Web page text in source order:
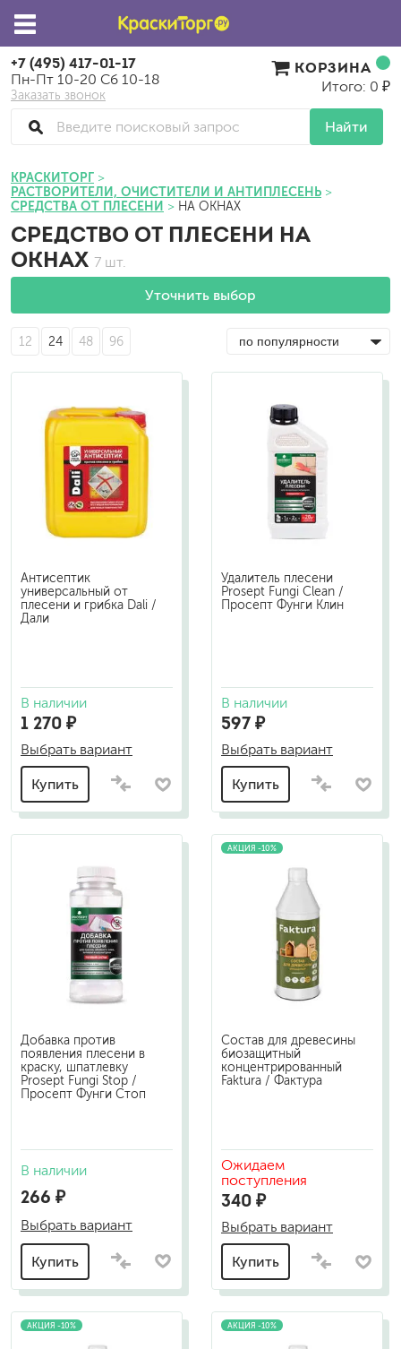
+7 (495) 417-01-17
Пн-Пт 10-20 Сб 10-18
Заказать звонок
Найти
КОРЗИНА
Итого: 0 ₽
КРАСКИТОРГ
РАСТВОРИТЕЛИ, ОЧИСТИТЕЛИ И АНТИПЛЕСЕНЬ
СРЕДСТВА ОТ ПЛЕСЕНИ
НА ОКНАХ
СРЕДСТВО ОТ ПЛЕСЕНИ НА
ОКНАХ 7 шт.
Уточнить выбор
12 24 48 96
Антисептик
универсальный от
плесени и грибка Dali /
Дали
В наличии
1 270 ₽
Выбрать вариант
Купить
Удалитель плесени
Prosept Fungi Clean /
Просепт Фунги Клин
В наличии
597 ₽
Выбрать вариант
Купить
Добавка против
появления плесени в
краску, шпатлевку
Prosept Fungi Stop /
Просепт Фунги Стоп
В наличии
266 ₽
Выбрать вариант
Купить
АКЦИЯ -10%
Состав для древесины
биозащитный
концентрированный
Faktura / Фактура
Ожидаем
поступления
340 ₽
Выбрать вариант
Купить
АКЦИЯ -10% АКЦИЯ -10%